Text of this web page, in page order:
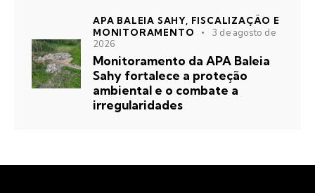
APA BALEIA SAHY, FISCALIZAÇÃO E
MONITORAMENTO
3 de agosto de
2026
Monitoramento da APA Baleia
Sahy fortalece a proteção
ambiental e o combate a
irregularidades